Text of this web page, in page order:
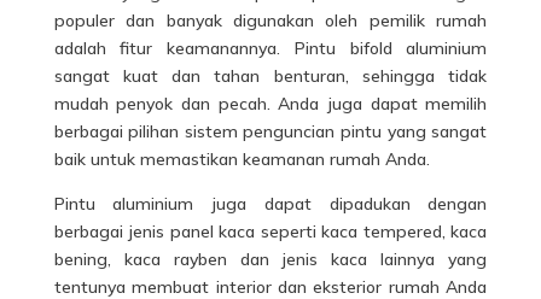
populer dan banyak digunakan oleh pemilik rumah
adalah fitur keamanannya. Pintu bifold aluminium
sangat kuat dan tahan benturan, sehingga tidak
mudah penyok dan pecah. Anda juga dapat memilih
berbagai pilihan sistem penguncian pintu yang sangat
baik untuk memastikan keamanan rumah Anda.
Pintu aluminium juga dapat dipadukan dengan
berbagai jenis panel kaca seperti kaca tempered, kaca
bening, kaca rayben dan jenis kaca lainnya yang
tentunya membuat interior dan eksterior rumah Anda